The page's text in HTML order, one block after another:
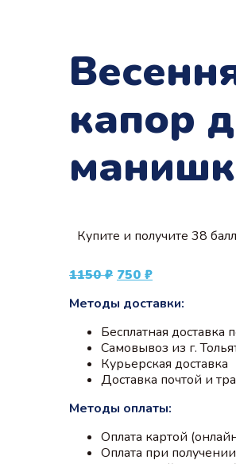
капор
Купите и получите 38
1150₽ Первоначальная
составляла
750 ₽Текущая
750 ₽.
Методы доставки:
Бесплатная доставка
Самовывоз из г.
Курьерская доставка
Доставка почтой и
Методы оплаты:
Оплата картой
Оплата при получении